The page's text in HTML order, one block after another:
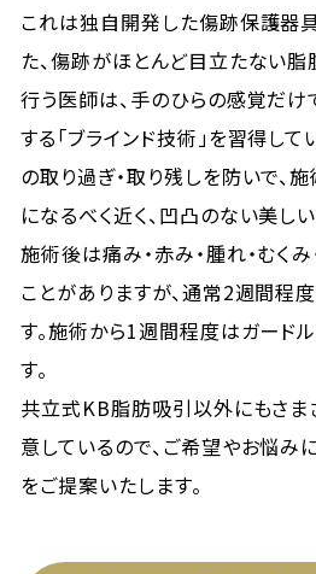
これは独自開発した傷跡保護器
た、傷跡がほとんど目立たない脂
行う医師は、手のひらの感覚だ
する「ブラインド技術」を習得して
の取り過ぎ・取り残しを防いで、
になるべく近く、凹凸のない美し
施術後は痛み・赤み・腫れ・むく
ことがありますが、通常2週間程
す。施術から1週間程度はガード
す。
共立式KB脂肪吸引以外にもさ
意しているので、ご希望やお悩
をご提案いたします。